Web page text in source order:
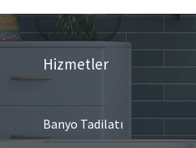
Hizmetler
Banyo Tadilatı